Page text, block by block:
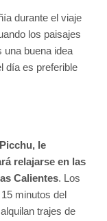
durante el viaje
los paisajes
una buena idea
día es preferible
le
relajarse en las
Calientes. Los
minutos del
trajes de